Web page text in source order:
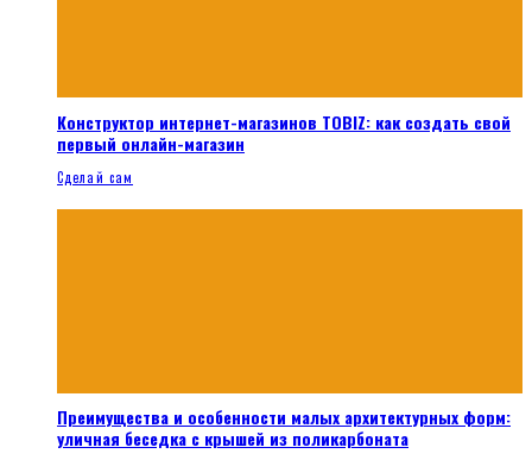
Конструктор интернет-магазинов TOBIZ: как создать свой
первый онлайн-магазин
Сделай сам
Преимущества и особенности малых архитектурных форм:
уличная беседка с крышей из поликарбоната